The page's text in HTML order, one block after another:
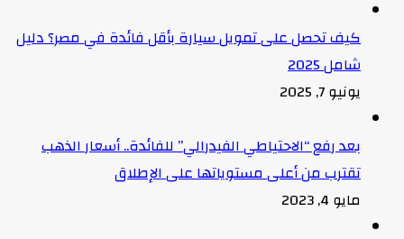
كيف تحصل على تمويل سيارة بأقل فائدة في مصر؟ دليل
شامل 2025
يونيو 7, 2025
بعد رفع “الاحتياطي الفيدرالي” للفائدة.. أسعار الذهب
تقترب من أعلى مستوياتها على الإطلاق
مايو 4, 2023